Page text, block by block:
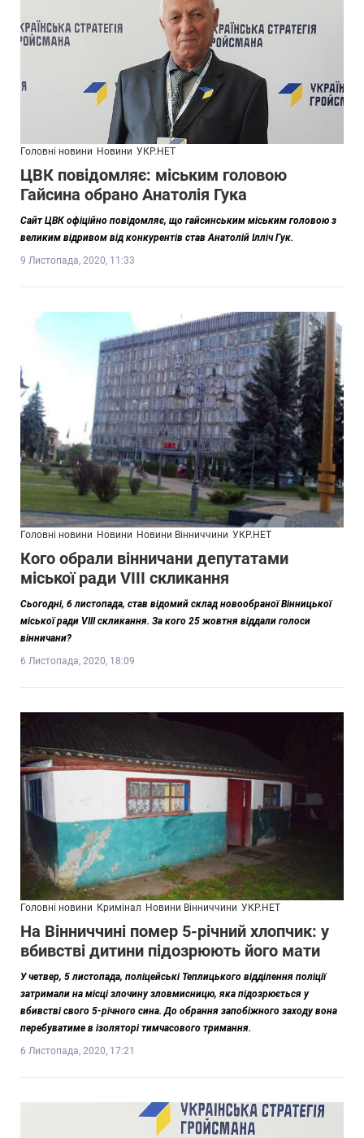
Головні новини Новини УКР.НЕТ
ЦВК повідомляє: міським головою
Гайсина обрано Анатолія Гука
Сайт ЦВК офіційно повідомляє, що гайсинським міським головою з
великим відривом від конкурентів став Анатолій Ілліч Гук.
9 Листопада, 2020, 11:33
Головні новини Новини Новини Вінниччини УКР.НЕТ
Кого обрали вінничани депутатами
міської ради VIII скликання
Сьогодні, 6 листопада, став відомий склад новообраної Вінницької
міської ради VIII скликання. За кого 25 жовтня віддали голоси
вінничани?
6 Листопада, 2020, 18:09
Головні новини Кримінал Новини Вінниччини УКР.НЕТ
На Вінниччині помер 5-річний хлопчик: у
вбивстві дитини підозрюють його мати
У четвер, 5 листопада, поліцейські Теплицького відділення поліції
затримали на місці злочину зловмисницю, яка підозрюється у
вбивстві свого 5-річного сина.До обрання запобіжного заходу вона
перебуватиме в ізоляторі тимчасового тримання.
6 Листопада, 2020, 17:21